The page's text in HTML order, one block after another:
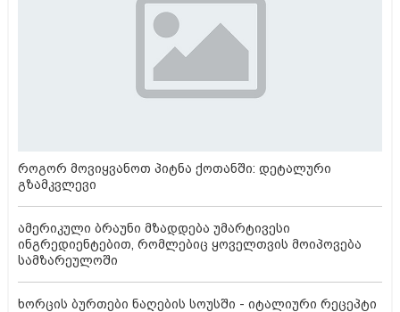
როგორ მოვიყვანოთ პიტნა ქოთანში: დეტალური
გზამკვლევი
ამერიკული ბრაუნი მზადდება უმარტივესი
ინგრედიენტებით, რომლებიც ყოველთვის მოიპოვება
სამზარეულოში
ხორცის ბურთები ნაღების სოუსში - იტალიური რეცეპტი